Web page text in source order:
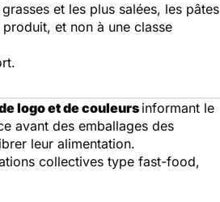
et les plus salées, les pâtes
et non à une classe
logo et de couleursinformant le
avant des emballages des
leur alimentation.
collectives type fast-food,